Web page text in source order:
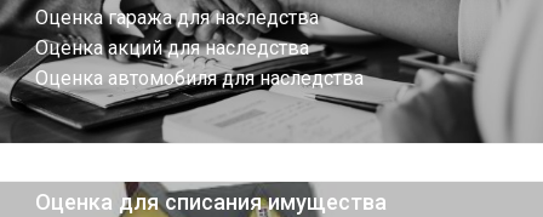
Оценка гаража для наследства
Оценка акций для наследства
Оценка автомобиля для наследства
Оценка для списания имущества